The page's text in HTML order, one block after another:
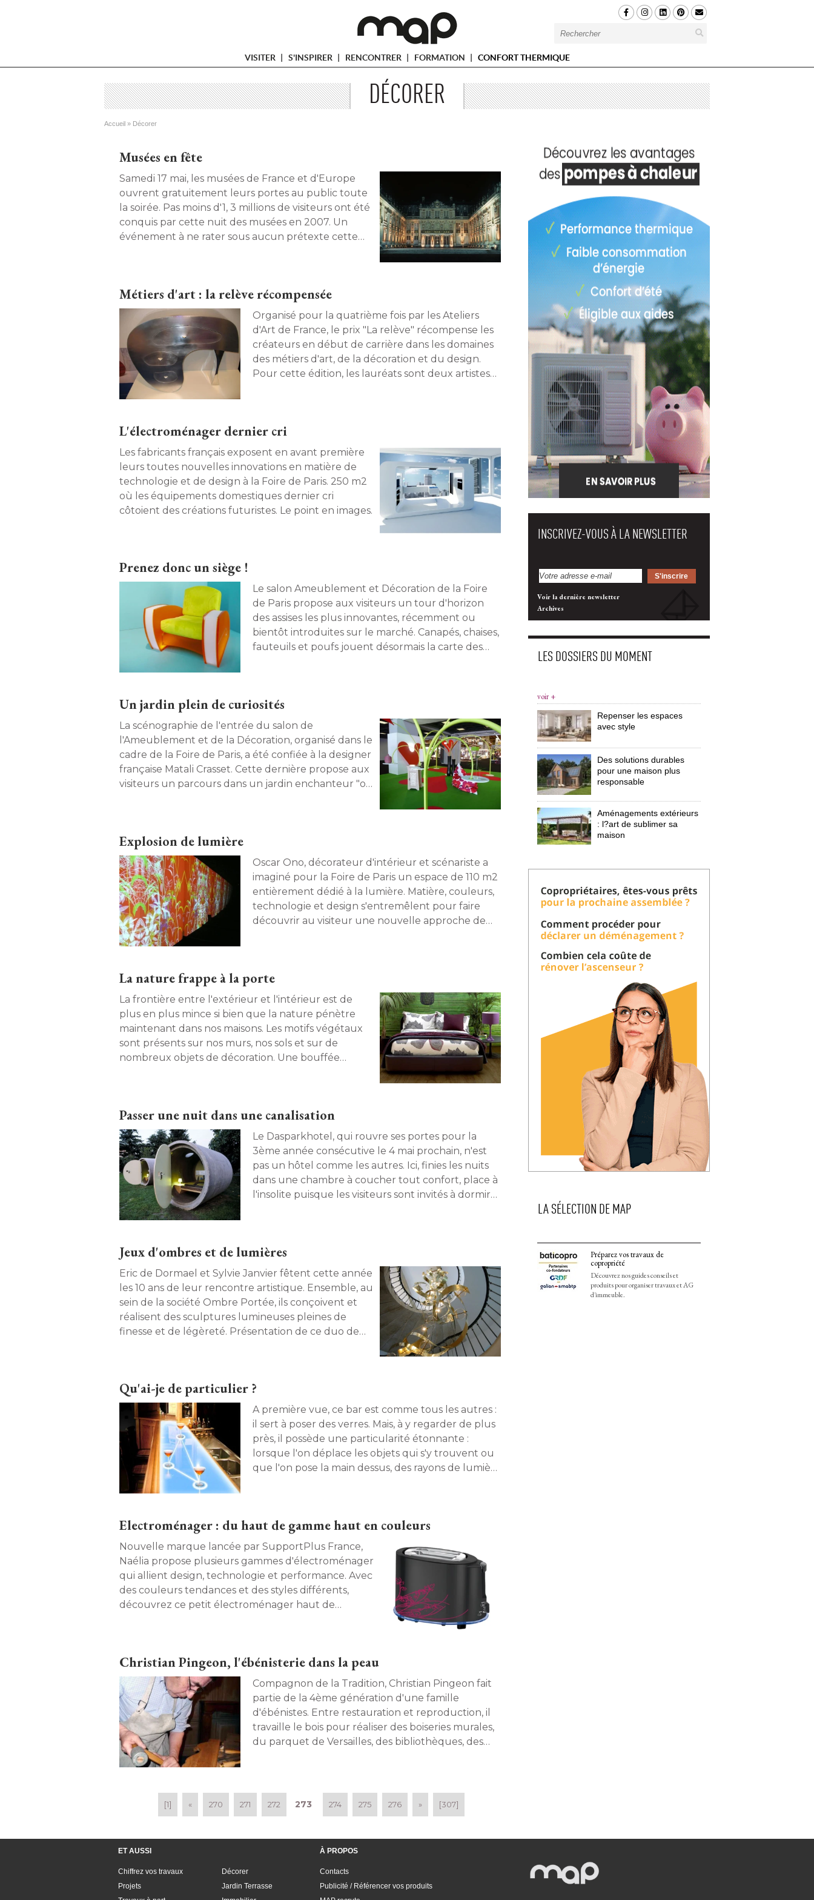
VISITER S'INSPIRER RENCONTRER FORMATION CONFORT THERMIQUE
DÉCORER
Vous êtes ici
Accueil » Décorer
Musées en fête
Samedi 17 mai, les musées de France et d'Europe
ouvrent gratuitement leurs portes au public toute
la soirée. Pas moins d'1, 3 millions de visiteurs ont été
conquis par cette nuit des musées en 2007. Un
événement à ne rater sous aucun prétexte cette
Métiers d'art : la relève récompensée
Organisé pour la quatrième fois par les Ateliers
d'Art de France, le prix "La relève" récompense les
créateurs en début de carrière dans les domaines
des métiers d'art, de la décoration et du design.
Pour cette édition, les lauréats sont deux artistes
L'électroménager dernier cri
Les fabricants français exposent en avant première
leurs toutes nouvelles innovations en matière de
technologie et de design à la Foire de Paris. 250 m2
où les équipements domestiques dernier cri
côtoient des créations futuristes. Le point en images.
Prenez donc un siège !
Le salon Ameublement et Décoration de la Foire
de Paris propose aux visiteurs un tour d'horizon
des assises les plus innovantes, récemment ou
bientôt introduites sur le marché. Canapés, chaises,
fauteuils et poufs jouent désormais la carte des
Un jardin plein de curiosités
La scénographie de l'entrée du salon de
l'Ameublement et de la Décoration, organisé dans le
cadre de la Foire de Paris, a été confiée à la designer
française Matali Crasset. Cette dernière propose aux
visiteurs un parcours dans un jardin enchanteur "où
Explosion de lumière
Oscar Ono, décorateur d'intérieur et scénariste a
imaginé pour la Foire de Paris un espace de 110 m2
entièrement dédié à la lumière. Matière, couleurs,
technologie et design s'entremêlent pour faire
découvrir au visiteur une nouvelle approche de
La nature frappe à la porte
La frontière entre l'extérieur et l'intérieur est de
plus en plus mince si bien que la nature pénètre
maintenant dans nos maisons. Les motifs végétaux
sont présents sur nos murs, nos sols et sur de
nombreux objets de décoration. Une bouffée
Passer une nuit dans une canalisation
Le Dasparkhotel, qui rouvre ses portes pour la
3ème année consécutive le 4 mai prochain, n'est
pas un hôtel comme les autres. Ici, finies les nuits
dans une chambre à coucher tout confort, place à
l'insolite puisque les visiteurs sont invités à dormir
Jeux d'ombres et de lumières
Eric de Dormael et Sylvie Janvier fêtent cette année
les 10 ans de leur rencontre artistique. Ensemble, au
sein de la société Ombre Portée, ils conçoivent et
réalisent des sculptures lumineuses pleines de
finesse et de légèreté. Présentation de ce duo de
Qu'ai-je de particulier ?
A première vue, ce bar est comme tous les autres :
il sert à poser des verres. Mais, à y regarder de plus
près, il possède une particularité étonnante :
lorsque l'on déplace les objets qui s'y trouvent ou
que l'on pose la main dessus, des rayons de lumière
Electroménager : du haut de gamme haut en couleurs
Nouvelle marque lancée par SupportPlus France,
Naélia propose plusieurs gammes d'électroménager
qui allient design, technologie et performance. Avec
des couleurs tendances et des styles différents,
découvrez ce petit électroménager haut de
Christian Pingeon, l'ébénisterie dans la peau
Compagnon de la Tradition, Christian Pingeon fait
partie de la 4ème génération d'une famille
d'ébénistes. Entre restauration et reproduction, il
travaille le bois pour réaliser des boiseries murales,
du parquet de Versailles, des bibliothèques, des
[1] « 270 271 272 273 274 275 276 » [307]
INSCRIVEZ-VOUS À LA NEWSLETTER
Voir la dernière newsletter
Archives
LES DOSSIERS DU MOMENT
voir +
Repenser les espaces
avec style
Des solutions durables
pour une maison plus
responsable
Aménagements extérieurs
: l?art de sublimer sa
maison
LA SÉLECTION DE MAP
Préparez vos travaux de
copropriété
Découvrez nos guides conseils et
produits pour organiser travaux et AG
d'immeuble.
ET AUSSI
Chiffrez vos travaux
Projets
Décorer
Jardin Terrasse
À PROPOS
Contacts
Publicité / Référencer vos produits